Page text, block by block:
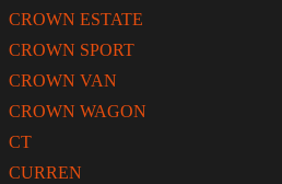
CROWN ESTATE
CROWN SPORT
CROWN VAN
CROWN WAGON
CT
CURREN